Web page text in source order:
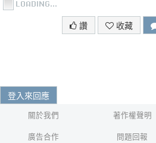
讚 收藏
登入來回應
關於我們 著作權聲明
廣告合作
問題回報